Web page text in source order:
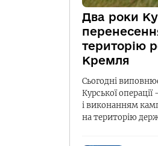
Два роки
територію
Кремля
Сьогодні
Курської
і виконанням
на територію